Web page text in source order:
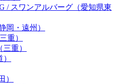
/ スワンアルバーグ（愛知県東
岡・遠州）
重）
重）
）